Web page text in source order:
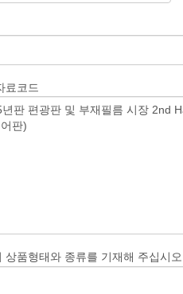
료코드
상품형태와 종류를 기재해 주십시오.